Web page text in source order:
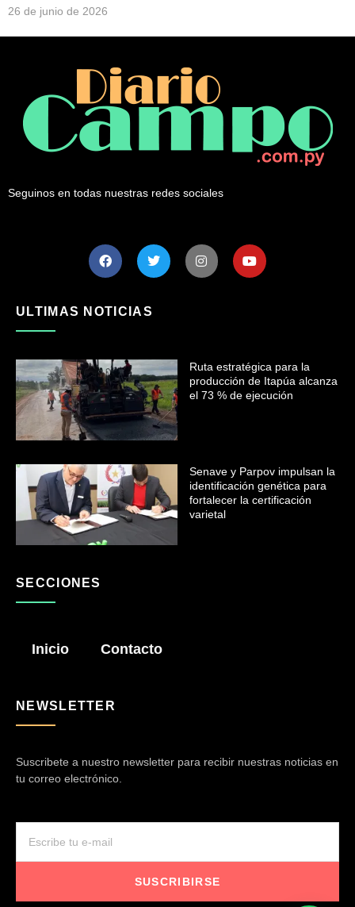
26 de junio de 2026
Seguinos en todas nuestras redes sociales
ULTIMAS NOTICIAS
Ruta estratégica para la
producción de Itapúa alcanza
el 73 % de ejecución
Senave y Parpov impulsan la
identificación genética para
fortalecer la certificación
varietal
SECCIONES
Inicio Contacto
NEWSLETTER
Suscribete a nuestro newsletter para recibir nuestras noticias en
tu correo electrónico.
SUSCRIBIRSE